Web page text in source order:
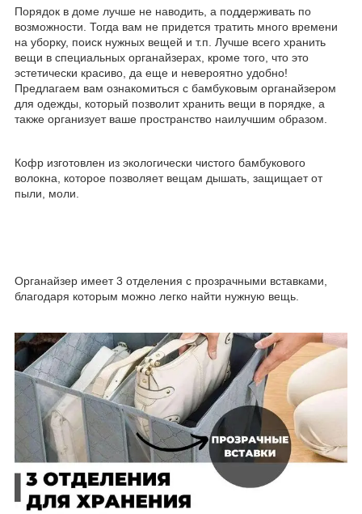
Порядок в доме лучше не наводить, а поддерживать по
возможности. Тогда вам не придется тратить много времени
на уборку, поиск нужных вещей и т.п. Лучше всего хранить
вещи в специальных органайзерах, кроме того, что это
эстетически красиво, да еще и невероятно удобно!
Предлагаем вам ознакомиться с бамбуковым органайзером
для одежды, который позволит хранить вещи в порядке, а
также организует ваше пространство наилучшим образом.
Кофр изготовлен из экологически чистого бамбукового
волокна, которое позволяет вещам дышать, защищает от
пыли, моли.
Органайзер имеет 3 отделения с прозрачными вставками,
благодаря которым можно легко найти нужную вещь.